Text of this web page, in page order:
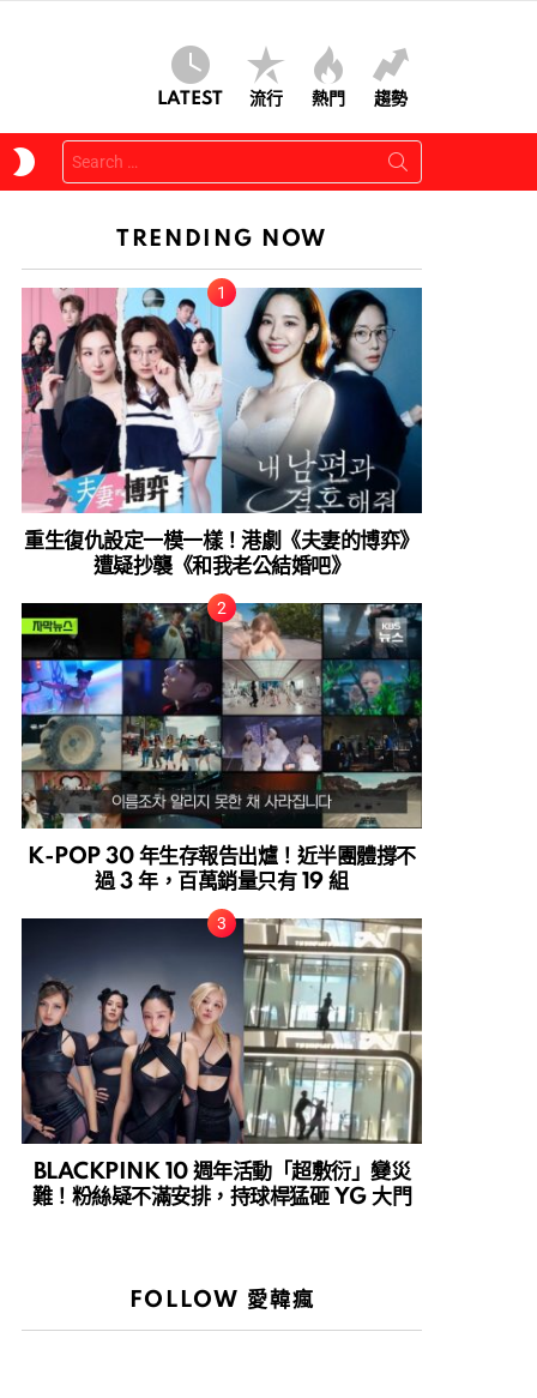
LATEST 流行 熱門 趨勢
SKIN
Search
for:
TRENDING NOW
重生復仇設定一模一樣！港劇《夫妻的博弈》
遭疑抄襲《和我老公結婚吧》
K-POP 30 年生存報告出爐！近半團體撐不
過 3 年，百萬銷量只有 19 組
BLACKPINK 10 週年活動「超敷衍」變災
難！粉絲疑不滿安排，持球桿猛砸 YG 大門
FOLLOW 愛韓瘋